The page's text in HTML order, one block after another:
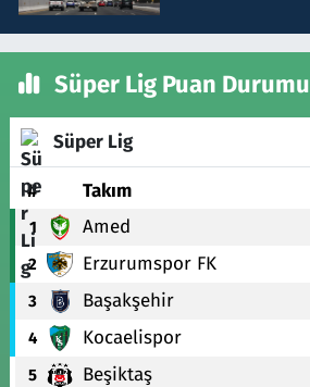
Süper Lig Puan Durumu
Süper Lig
# Takım
1 Amed
2 Erzurumspor FK
3 Başakşehir
4 Kocaelispor
5 Beşiktaş